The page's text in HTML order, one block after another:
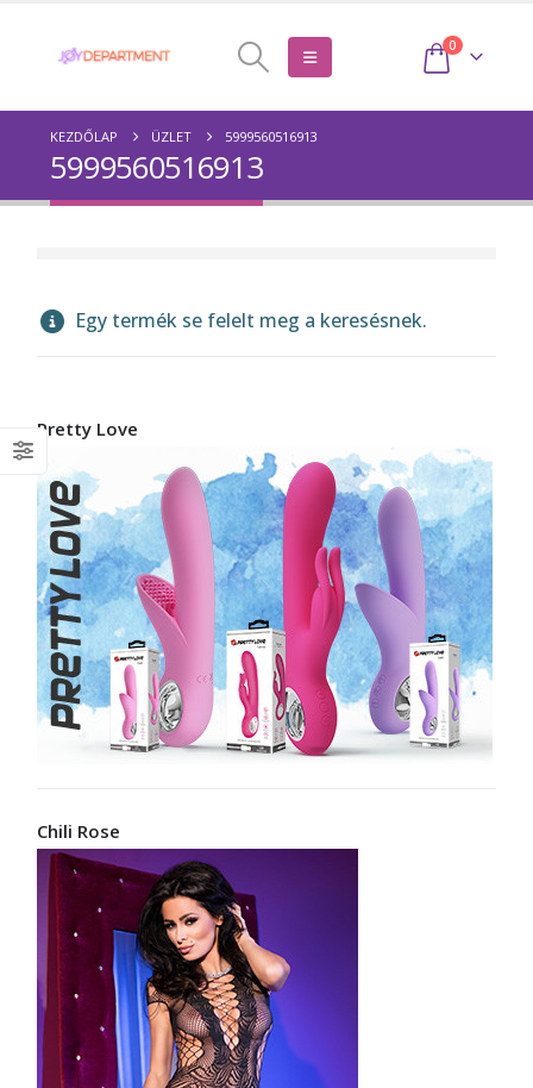
0
KEZDŐLAP ÜZLET 5999560516913
5999560516913
Egy termék se felelt meg a keresésnek.
Pretty Love
Chili Rose